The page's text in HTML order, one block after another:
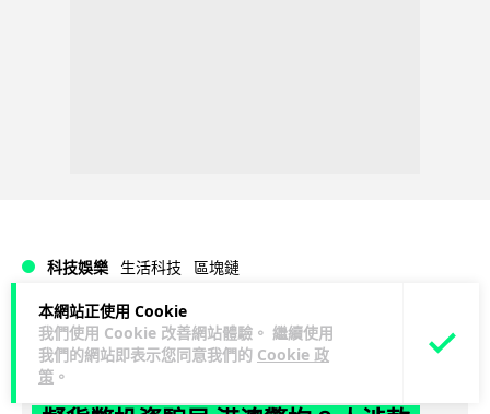
本網站正使用 Cookie
我們使用 Cookie 改善網站體驗。 繼續使用
我們的網站即表示您同意我們的 Cookie 政
策 。
科技娛樂 生活科技 區塊鏈
Lawton 1 日
Fun Coffee 咖啡騙局爆煲 咖啡包裝虛